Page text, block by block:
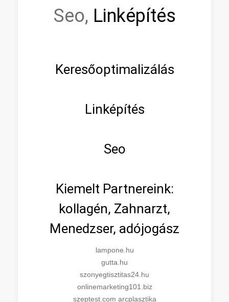
Seo, Linképítés
Keresőoptimalizálás
Linképítés
Seo
Kiemelt Partnereink:
kollagén, Zahnarzt,
Menedzser, adójogász
lampone.hu
gutta.hu
szonyegtisztitas24.hu
onlinemarketing101.biz
szeptest.com arcplasztika